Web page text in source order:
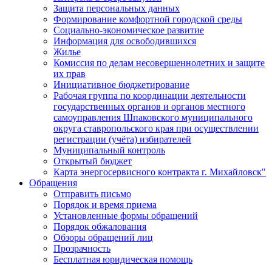
Защита персональных данных
Формирование комфортной городской среды
Социально-экономическое развитие
Информация для освободившихся
Жилье
Комиссия по делам несовершеннолетних и защите
их прав
Инициативное бюджетирование
Рабочая группа по координации деятельности
государственных органов и органов местного
самоуправления Шпаковского муниципального
округа ставропольского края при осуществлении
регистрации (учёта) избирателей
Муниципальный контроль
Открытый бюджет
Карта энергосервисного контракта г. Михайловск"
Обращения
Отправить письмо
Порядок и время приема
Установленные формы обращений
Порядок обжалования
Обзоры обращений лиц
Прозрачность
Бесплатная юридическая помощь